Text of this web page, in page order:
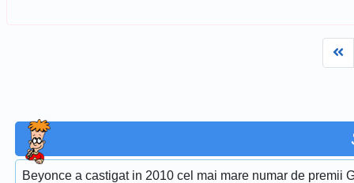
Beyonce a castigat in 2010 cel mai mare numar de premii